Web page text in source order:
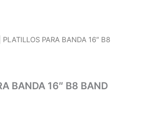
PARA BANDA 16″ B8
BANDA 16″ B8 BAND